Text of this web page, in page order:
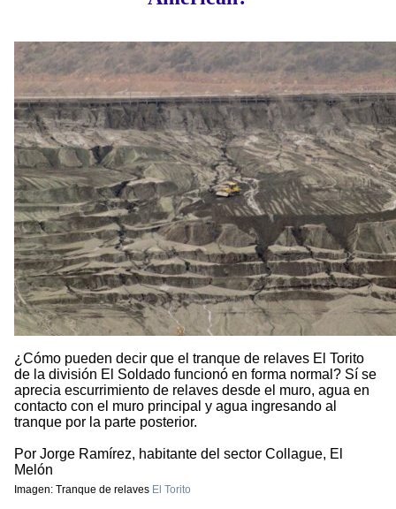
¿Cómo pueden decir que el tranque de relaves El Torito
de la división El Soldado funcionó en forma normal? Sí se
aprecia escurrimiento de relaves desde el muro, agua en
contacto con el muro principal y agua ingresando al
tranque por la parte posterior.
Por Jorge Ramírez, habitante del sector Collague, El
Melón
Imagen: Tranque de relaves El Torito